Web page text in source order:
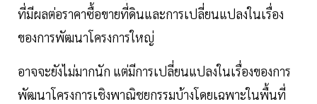
ที่มีผลต่อราคาซื้อขายที่ดินและการเปลี่ยนแปลงในเรื่อง
ของการพัฒนาโครงการใหญ่
อาจจะยังไม่มากนัก แต่มีการเปลี่ยนแปลงในเรื่องของการ
พัฒนาโครงการเชิงพาณิชยกรรมบ้างโดยเฉพาะในพื้นที่